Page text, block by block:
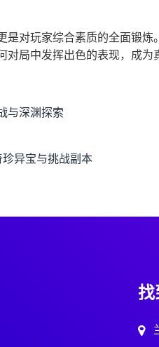
对玩家综合素质的全面锻炼
局中发挥出色的表现，成为
与深渊探索
异宝与挑战副本
找